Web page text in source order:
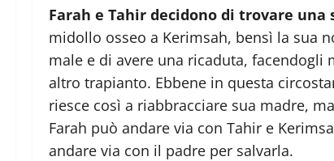
Farah e Tahir decidono di trovare
midollo osseo a Kerimsah, bensì la sua
male e di avere una ricaduta,
altro trapianto. Ebbene in questa
riesce così a riabbracciare sua madre,
Farah può andare via con Tahir e
andare via con il padre per salvarla.